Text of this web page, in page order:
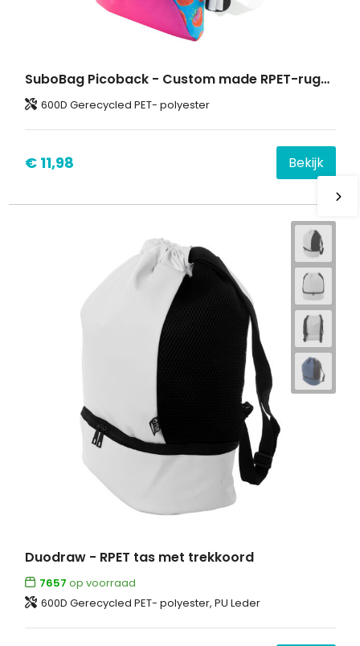
SuboBag Picoback - Custom made RPET-rugzak
600D Gerecycled PET- polyester
€ 11,98 Bekijk
Duodraw - RPET tas met trekkoord
7657 op voorraad
600D Gerecycled PET- polyester, PU Leder